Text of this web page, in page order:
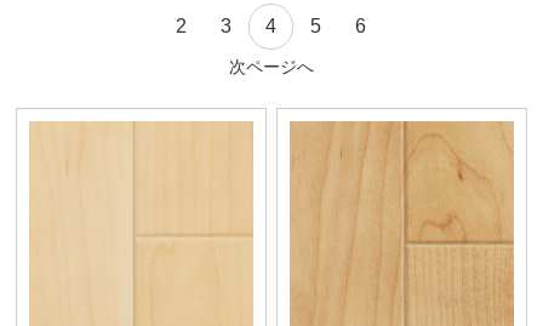
2 3 4 5 6
次ページへ